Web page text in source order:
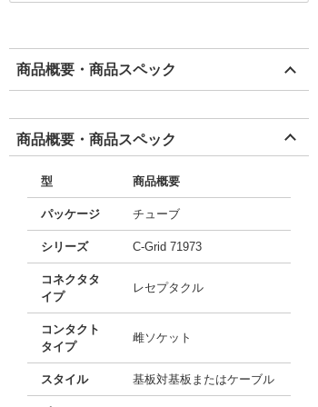
商品概要・商品スペック
商品概要・商品スペック
型 商品概要
パッケージ チューブ
シリーズ C-Grid 71973
コネクタタ
イプ
レセプタクル
コンタクト
タイプ
雌ソケット
スタイル 基板対基板またはケーブル